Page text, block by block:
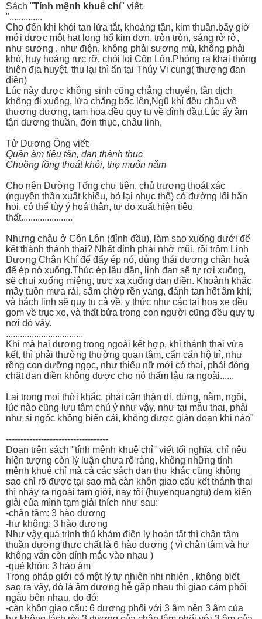
Sách "Tính mệnh khuê chỉ" viết:
"..............
Cho đến khi khói tan lửa tắt, khoáng tận, kim thuần.bấy giờ
mới được một hạt long hổ kim đơn, tròn tròn, sáng rở rở,
như sương , như điện, không phải sương mù, không phải
khó, huy hoàng rực rỡ, chói lọi Côn Lôn.Phóng ra khai thông
thiên địa huyệt, thu lại thì ẩn tại Thúy Vi cung( thượng đan
điền)
Lúc này dược không sinh cũng chẳng chuyển, tân dịch
không đi xuống, lửa chẳng bốc lên,Ngũ khí đều chầu về
thượng dương, tam hoa đều quy tụ về đỉnh đầu.Lúc ấy âm
tận dương thuần, đơn thục, châu linh,
Tử Dương Ông viết:
Quần âm tiêu tận, đan thành thục
Chuồng lồng thoát khỏi, thọ muôn năm
Cho nên Đường Tống chư tiên, chủ trương thoát xác
(nguyên thần xuất khiếu, bỏ lại nhục thể) có đường lối hẳn
hoi, có thể tùy ý hoá thân, tự do xuất hiện tiêu
thất......................
Nhưng châu ở Côn Lôn (đỉnh đầu), làm sao xuống dưới để
kết thành thánh thai? Nhất định phải nhờ mũi, rồi trộm Linh
Dương Chân Khí để đẩy ép nó, dùng thái dương chân hoả
để ép nó xuống.Thúc ép lâu dần, linh đan sẽ tự rơi xuống,
sẽ chui xuống miệng, trực xạ xuống đan điền. Khoảnh khắc
mây tuôn mưa rải, sấm chớp rền vang, đánh tan hết âm khí,
và bách linh sẽ quy tụ cả về, y thức như các tai hoa xe đều
gom về trục xe, và thất bửa trong con người cũng đều quy tụ
nơi đó vậy.
.................................
Khi mà hai dương trong ngoài kết hợp, khi thánh thai vừa
kết, thì phải thường thường quan tâm, cẩn cẩn hộ trì, như
rồng con dưỡng ngọc, như thiếu nữ mới có thai, phải đóng
chặt đan điền không được cho nó thấm lậu ra ngoài......
Lại trong mọi thời khắc, phải cận thận đi, đứng, nằm, ngồi,
lúc nào cũng lưu tâm chú ý như vậy, như tại mẫu thai, phải
như si ngốc không biến cải, không được gián đoạn khi nào"
-----------------------------------
Đoạn trên sách ''tính mệnh khuê chỉ'' viết tối nghĩa, chỉ nêu
hiện tượng còn lý luận chưa rõ ràng, không những tính
mệnh khuê chỉ mà cả các sách đan thư khác cũng không
sao chỉ rõ được tại sao mà càn khôn giao cấu kết thánh thai
thì nhảy ra ngoài tam giới, nay tôi (huyenquangtu) đem kiến
giải của mình tạm giải thích như sau:
-chân tâm: 3 hào dương
-hư không: 3 hào dương
Như vậy quá trình thủ khảm điền ly hoàn tất thì chân tâm
thuần dương thực chất là 6 hào dương ( vì chân tâm và hư
không vẫn còn dính mắc vào nhau )
-quẻ khôn: 3 hào âm
Trong pháp giới có một lý tự nhiên nhi nhiên , không biết
sao ra vậy, đó là âm dương hễ găp nhau thì giao cảm phối
ngẫu bên nhau, do đó:
-càn khôn giao cấu: 6 dương phối với 3 âm nên 3 âm của